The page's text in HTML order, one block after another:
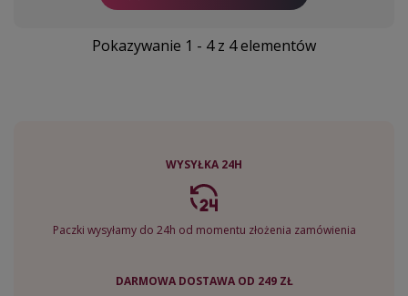
Pokazywanie 1 - 4 z 4 elementów
WYSYŁKA 24H
Paczki wysyłamy do 24h od momentu złożenia zamówienia
DARMOWA DOSTAWA OD 249 ZŁ